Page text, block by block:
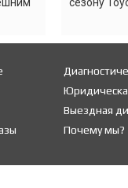
сезону
Выездная
Почему мы?